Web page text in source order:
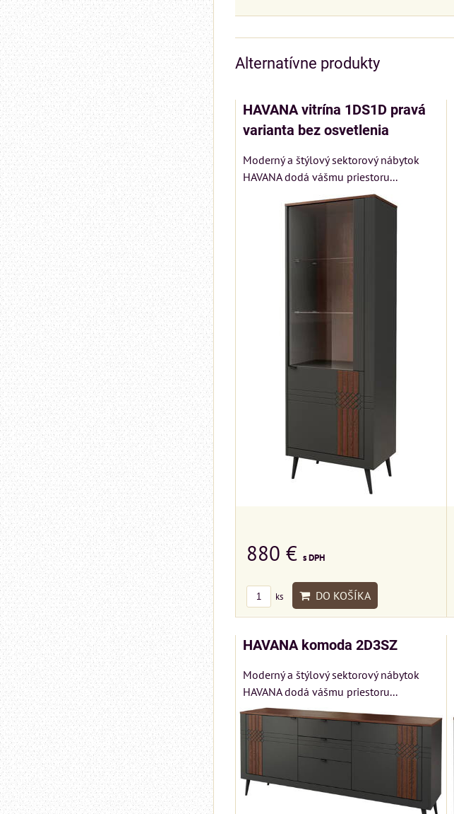
Alternatívne produkty
HAVANA vitrína 1DS1D pravá
varianta bez osvetlenia
Moderný a štýlový sektorový nábytok
HAVANA dodá vášmu priestoru...
880 € s DPH
ks DO KOŠÍKA
HAVANA komoda 2D3SZ
Moderný a štýlový sektorový nábytok
HAVANA dodá vášmu priestoru...